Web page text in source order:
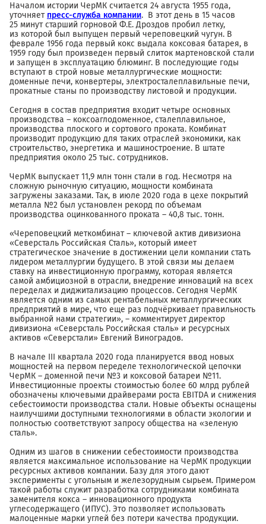
Началом истории ЧерМК считается 24 августа 1955 года,
уточняет пресс-служба компании. В этот день в 15 часов
25 минут старший горновой Ф.Е. Дроздов пробил летку,
из которой был выпущен первый череповецкий чугун. В
феврале 1956 года первый кокс выдала коксовая батарея, в
1959 году был произведен первый слиток мартеновской стали
и запущен в эксплуатацию блюминг. В последующие годы
вступают в строй новые металлургические мощности:
доменные печи, конвертеры, электросталеплавильные печи,
прокатные станы по производству листовой и продукции.
Сегодня в состав предприятия входит четыре основных
производства – коксоаглодоменное, сталеплавильное,
производства плоского и сортового проката. Комбинат
производит продукцию для таких отраслей экономики, как
строительство, энергетика и машиностроение. В штате
предприятия около 25 тыс. сотрудников.
ЧерМК выпускает 11,9 млн тонн стали в год. Несмотря на
сложную рыночную ситуацию, мощности комбината
загружены заказами. Так, в июле 2020 года в цехе покрытий
металла №2 был установлен рекорд по объемам
производства оцинкованного проката – 40,8 тыс. тонн.
«Череповецкий меткомбинат – ключевой актив дивизиона
«Северсталь Российская Сталь», который имеет
стратегическое значение в достижении цели компании стать
лидером металлургии будущего. В этой связи мы делаем
ставку на инвестиционную программу, которая является
самой амбициозной в отрасли, внедрение инноваций на всех
переделах и диджитализацию процессов. Сегодня ЧерМК
является одним из самых рентабельных металлургических
предприятий в мире, что еще раз подчёркивает правильность
выбранной нами стратегии», – комментирует директор
дивизиона «Северсталь Российская сталь» и ресурсных
активов «Северстали» Евгений Виноградов.
В начале III квартала 2020 года планируется ввод новых
мощностей на первом переделе технологической цепочки
ЧерМК – доменной печи №3 и коксовой батареи №11.
Инвестиционные проекты стоимостью более 60 млрд рублей
обозначены ключевыми драйверами роста EBITDA и снижения
себестоимости производства стали. Новые объекты оснащены
наилучшими доступными технологиями в области экологии и
полностью соответствуют запросу общества на «зеленую
сталь».
Одним из шагов в снижении себестоимости производства
является максимальное использование на ЧерМК продукции
ресурсных активов компании. Базу для этого дают
эксперименты с угольным и железорудным сырьем. Примером
такой работы служит разработка сотрудниками комбината
заменителя кокса – инновационного продукта
углесодержащего (ИПУС). Это позволяет использовать
малоценные марки углей без потери качества продукции.